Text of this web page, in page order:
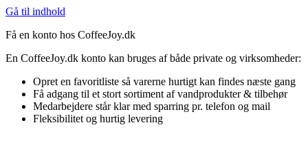
Gå til indhold
Få en konto hos CoffeeJoy.dk
En CoffeeJoy.dk konto kan bruges af både private og virksomheder:
Opret en favoritliste så varerne hurtigt kan findes næste gang
Få adgang til et stort sortiment af vandprodukter & tilbehør
Medarbejdere står klar med sparring pr. telefon og mail
Fleksibilitet og hurtig levering